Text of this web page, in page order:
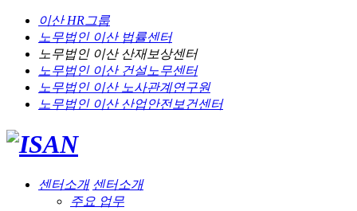
이산 HR그룹
노무법인 이산법률센터
노무법인 이산산재보상센터
노무법인 이산건설노무센터
노무법인 이산노사관계연구원
노무법인 이산산업안전보건센터
센터소개 센터소개
주요 업무